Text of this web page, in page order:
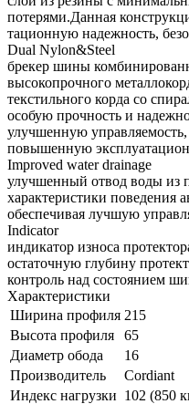
потерями.Данная
тационную надежность,
Dual Nylon&Steel
брекер шины
высокопрочного
текстильного корда со
особую прочность и
улучшенную
повышенную
Improved water drainage
улучшенный отвод воды из
характеристики поведения
обеспечивая лучшую
Indicator
индикатор износа
остаточную глубину
контроль над состоянием
Характеристики
Ширина профиля 215
Высота профиля
65
Диаметр обода
16
Производитель
Cordiant
Индекс нагрузки 102 (850